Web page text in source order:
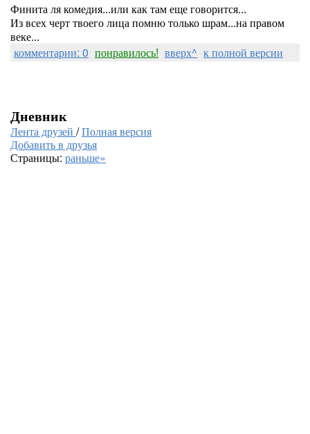
Финита ля комедия...или как там еще говорится...
Из всех черт твоего лица помню только шрам...на правом
веке...
комментарии: 0 понравилось! вверх^ к полной версии
Дневник
Лента друзей /Полная версия
Добавить в друзья
Страницы: раньше»